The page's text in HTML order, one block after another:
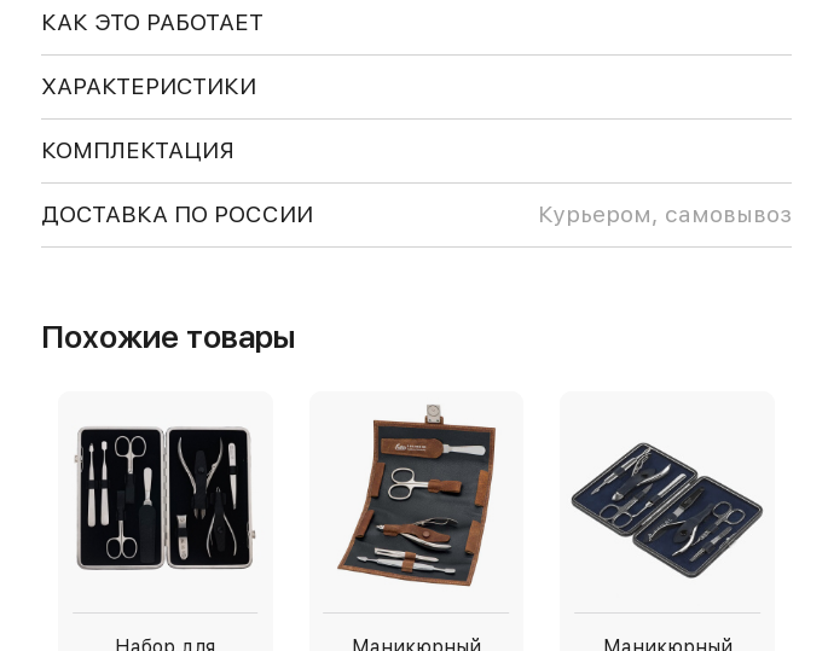
КАК ЭТО РАБОТАЕТ
ХАРАКТЕРИСТИКИ
КОМПЛЕКТАЦИЯ
ДОСТАВКА ПО РОССИИ Курьером, самовывоз
Похожие товары
Набор для
Маникюрный
Маникюрный